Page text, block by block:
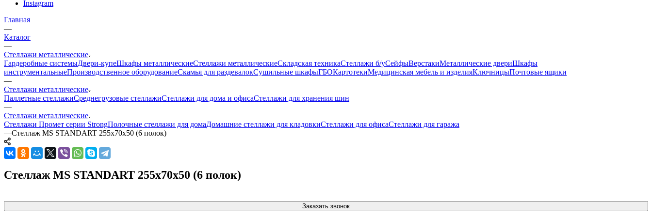
Instagram
Главная
—
Каталог
—
Стеллажи металлические
Гардеробные системыДвери-купеШкафы металлическиеСтеллажи металлическиеСкладская техникаСтеллажи б/уСейфыВерстакиМеталлические двериШкафы
инструментальныеПроизводственное оборудованиеСкамья для раздевалокСушильные шкафыГБОКартотекиМедицинская мебель и изделияКлючницыПочтовые ящики
—
Стеллажи металлические
Паллетные стеллажиСреднегрузовые стеллажиСтеллажи для дома и офисаСтеллажи для хранения шин
—
Стеллажи металлические
Стеллажи Промет серии StrongПолочные стеллажи для домаДомашние стеллажи для кладовкиСтеллажи для офисаСтеллажи для гаража
—Стеллаж MS STANDART 255х70х50 (6 полок)
Стеллаж MS STANDART 255х70х50 (6 полок)
Заказать звонок